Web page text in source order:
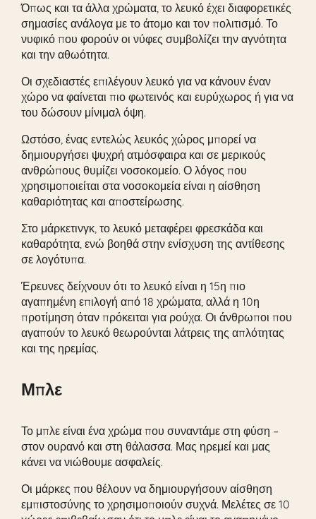
Όπως και τα άλλα χρώματα, το λευκό έχει διαφορετικές
σημασίες ανάλογα με το άτομο και τον πολιτισμό. Το
νυφικό που φορούν οι νύφες συμβολίζει την αγνότητα
και την αθωότητα.
Οι σχεδιαστές επιλέγουν λευκό για να κάνουν έναν
χώρο να φαίνεται πιο φωτεινός και ευρύχωρος ή για να
του δώσουν μίνιμαλ όψη.
Ωστόσο, ένας εντελώς λευκός χώρος μπορεί να
δημιουργήσει ψυχρή ατμόσφαιρα και σε μερικούς
ανθρώπους θυμίζει νοσοκομείο. Ο λόγος που
χρησιμοποιείται στα νοσοκομεία είναι η αίσθηση
καθαριότητας και αποστείρωσης.
Στο μάρκετινγκ, το λευκό μεταφέρει φρεσκάδα και
καθαρότητα, ενώ βοηθά στην ενίσχυση της αντίθεσης
σε λογότυπα.
Έρευνες δείχνουν ότι το λευκό είναι η 15η πιο
αγαπημένη επιλογή από 18 χρώματα, αλλά η 10η
προτίμηση όταν πρόκειται για ρούχα. Οι άνθρωποι που
αγαπούν το λευκό θεωρούνται λάτρεις της απλότητας
και της ηρεμίας.
Μπλε
Το μπλε είναι ένα χρώμα που συναντάμε στη φύση –
στον ουρανό και στη θάλασσα. Μας ηρεμεί και μας
κάνει να νιώθουμε ασφαλείς.
Οι μάρκες που θέλουν να δημιουργήσουν αίσθηση
εμπιστοσύνης το χρησιμοποιούν συχνά. Μελέτες σε 10